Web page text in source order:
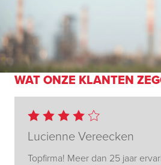
WAT ONZE KLANTEN
Lucienne Vereecken
Topfirma! Meer dan 25 jaar